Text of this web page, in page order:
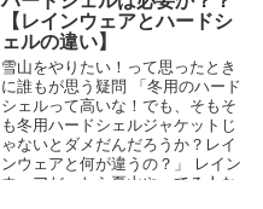
【レインウェアとハードシ
ェルの違い】
雪山をやりたい！って思ったとき
に誰もが思う疑問 「冬用のハード
シェルって高いな！でも、そもそ
も冬用ハードシェルジャケットじ
ゃないとダメだんだろうか？レイ
ンウェアと何が違うの？」 レイン
ウェアだったら夏山やってる人な